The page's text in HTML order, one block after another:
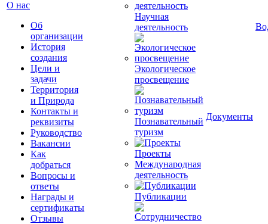
О нас
Об
организации
История
создания
Цели и
задачи
Территория
и Природа
Контакты и
реквизиты
Руководство
Вакансии
Как
добраться
Вопросы и
ответы
Награды и
сертификаты
Отзывы
Научная
деятельность
Экологическое
просвещение
Познавательный
туризм
Проекты
Международная
деятельность
Публикации
Документы